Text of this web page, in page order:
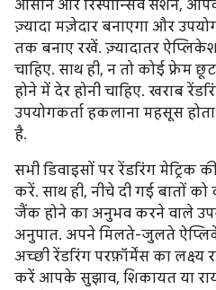
आसान और रिस्पॉन्सिव सेशन,
ज़्यादा मज़ेदार बनाएगा और
तक बनाए रखें. ज़्यादातर
चाहिए. साथ ही, न तो कोई फ़्रेम
होने में देर होनी चाहिए. खराब
उपयोगकर्ता हकलाना महसूस
है.
सभी डिवाइसों पर रेंडरिंग मेट्रिक
करें. साथ ही, नीचे दी गई बातों
जैंक होने का अनुभव करने वाले
अनुपात. अपने मिलते-जुलते
अच्छी रेंडरिंग परफ़ॉर्मेंस का लक्ष्य
करें आपके सुझाव, शिकायत या